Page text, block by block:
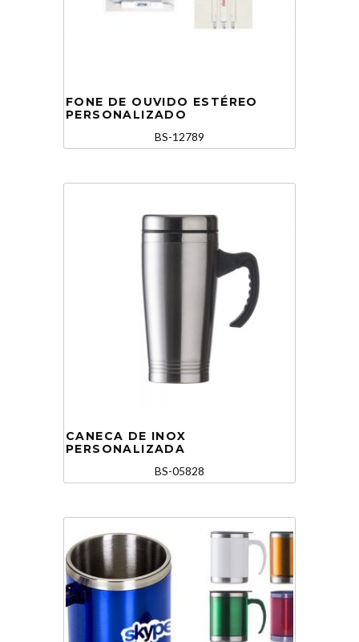
FONE DE OUVIDO ESTÉREO
PERSONALIZADO
BS-12789
CANECA DE INOX
PERSONALIZADA
BS-05828